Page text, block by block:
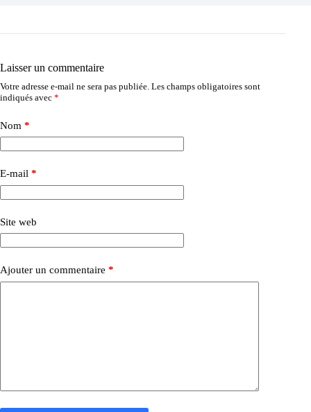
Laisser un commentaire
Votre adresse e-mail ne sera pas publiée. Les champs obligatoires sont
indiqués avec *
Nom *
E-mail *
Site web
Ajouter un commentaire *